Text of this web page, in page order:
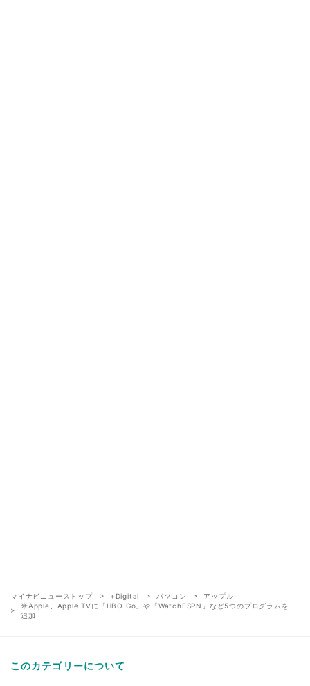
マイナビニューストップ +Digital パソコン
アップル
米Apple、Apple TVに「HBO Go」や「WatchESPN」など5つのプログラムを
追加
このカテゴリーについて